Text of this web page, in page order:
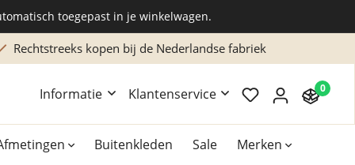
toegepast in je winkelwagen.
Rechtstreeks kopen bij de Nederlandse fabriek
Informatie Klantenservice 0
Buitenkleden Sale Merken